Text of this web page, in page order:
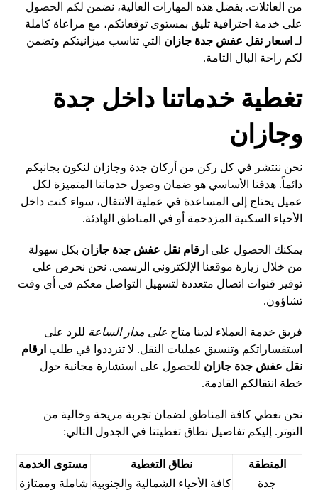
من العائلات. بفضل هذه المهارات العالية، نضمن لكم الحصول
على خدمة احترافية تليق بمستوى توقعاتكم، مع مراعاة كاملة
لـ اسعار نقل عفش جدة جازان التي تناسب ميزانيتكم وتضمن
لكم راحة البال التامة.
تغطية خدماتنا داخل جدة
وجازان
نحن ننتشر في كل ركن من أركان جدة وجازان لنكون بجانبكم
دائماً. هدفنا الأساسي هو ضمان وصول خدماتنا المتميزة لكل
عميل يحتاج إلى المساعدة في عملية الانتقال، سواء كنت داخل
الأحياء السكنية المزدحمة أو في المناطق الهادئة.
يمكنك الحصول على ارقام نقل عفش جدة جازان بكل سهولة
من خلال زيارة موقعنا الإلكتروني الرسمي. نحن نحرص على
توفير قنوات اتصال متعددة لتسهيل التواصل معكم في أي وقت
تشاؤون.
فريق خدمة العملاء لدينا متاح على مدار الساعة للرد على
استفساراتكم وتنسيق عمليات النقل. لا تترددوا في طلب ارقام
نقل عفش جدة جازان للحصول على استشارة مجانية حول
خطة انتقالكم القادمة.
نحن نغطي كافة المناطق لضمان تجربة مريحة وخالية من
التوتر. إليكم تفاصيل نطاق تغطيتنا في الجدول التالي:
المنطقة نطاق التغطية
مستوى الخدمة
جدة
كافة الأحياء الشمالية والجنوبية شاملة وممتازة